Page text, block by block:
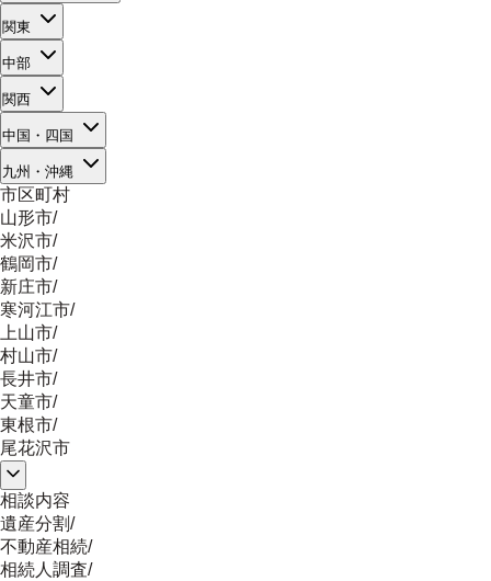
関東
中部
関西
中国・四国
九州・沖縄
市区町村
山形市/
米沢市/
鶴岡市/
新庄市/
寒河江市/
上山市/
村山市/
長井市/
天童市/
東根市/
尾花沢市
相談内容
遺産分割/
不動産相続/
相続人調査/